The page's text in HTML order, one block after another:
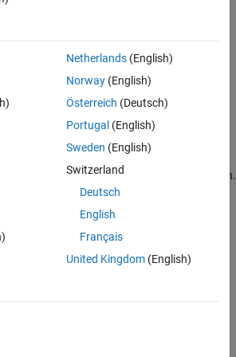
report when you pause the simulation.
report when you pause the simulation.
Use
string
Netherlands(English)
Norway(English)
Österreich (Deutsch)
Portugal (English)
Sweden (English)
Switzerland
Deutsch
English
Français
United Kingdom(English)